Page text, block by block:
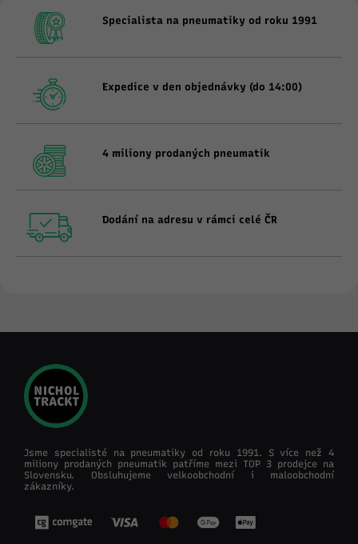
Specialista na pneumatiky od roku 1991
Expedice v den objednávky (do 14:00)
4 miliony prodaných pneumatik
Dodání na adresu v rámci celé ČR
Jsme specialisté na pneumatiky od roku 1991. S více než 4
miliony prodaných pneumatik patříme mezi TOP 3 prodejce na
Slovensku. Obsluhujeme velkoobchodní i maloobchodní
zákazníky.